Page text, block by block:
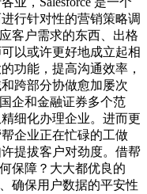
行针对性的营销策略调
客户需求的东西、出格
以或许更好地成立起相
功能，提高沟通效率，
跨部分协做愈加屡次
企和金融证券多个范
细化办理企业。进而更
企业正在忙碌的工做
提拔客户对劲度。借帮
保障？大大都优良的
确保用户数据的平安性